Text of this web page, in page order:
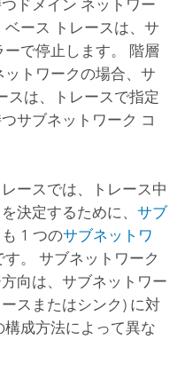
ドメイン ネットワー
ース トレースは、サ
で停止します。 階層
トワークの場合、サ
スは、トレースで指定
サブネットワーク コ
ースでは、トレース中
決定するために、 サブ
1 つのサブネットワ
す。 サブネットワーク
向は、サブネットワー
スまたはシンク) に対
成方法によって異な